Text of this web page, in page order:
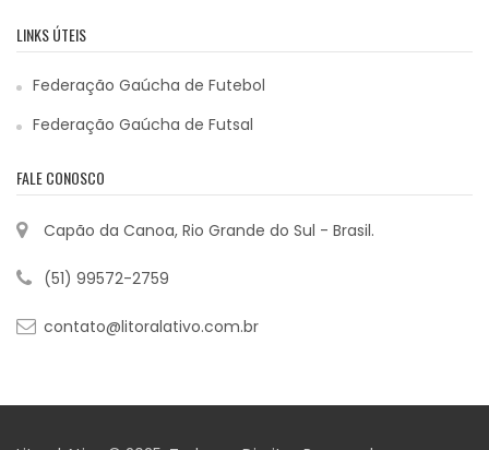
LINKS ÚTEIS
Federação Gaúcha de Futebol
Federação Gaúcha de Futsal
FALE CONOSCO
Capão da Canoa, Rio Grande do Sul - Brasil.
(51) 99572-2759
contato@litoralativo.com.br